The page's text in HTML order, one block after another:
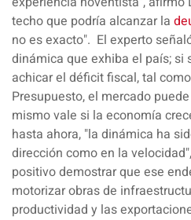
techo que podría alcanzar la
no es exacto". El experto
dinámica que exhiba el país; si
achicar el déficit fiscal, tal
Presupuesto, el mercado puede
mismo vale si la economía
hasta ahora, "la dinámica ha
dirección como en la
positivo demostrar que ese
motorizarobras de
productividad y las